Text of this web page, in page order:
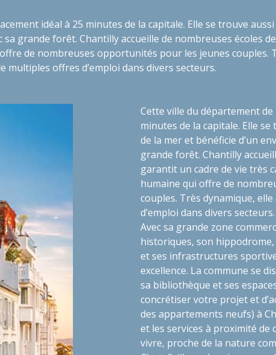
idéal à 25 minutes de la capitale. Elle se trouve
grande forêt. Chantilly accueille de nombreuses écoles
de nombreuses opportunités pour les jeunes couples.
multiples offres d’emploi dans divers secteurs.
Cette ville du département de
minutes de la capitale. Elle
de la mer et bénéficie d’un
grande forêt. Chantilly
garantit un cadre de vie très
humaine qui offre de
couples. Très dynamique,
d’emploi dans divers secteurs.
Avec sa grande zone
historiques, son
et ses infrastructures
excellence. La commune se
sa bibliothèque et ses
concrétiser votre projet et
des appartements neufs) à
et les services à proximité de
vivre, proche de la nature